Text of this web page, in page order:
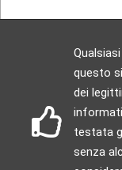
questo
dei
testata
senza